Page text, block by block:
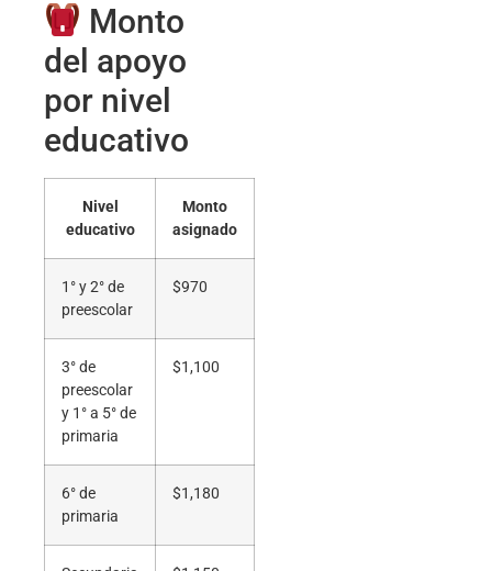
Monto
del apoyo
por nivel
educativo
Nivel
educativo
Monto
asignado
1° y 2° de
preescolar
$970
3° de
preescolar
y 1° a 5° de
primaria
$1,100
6° de
primaria
$1,180